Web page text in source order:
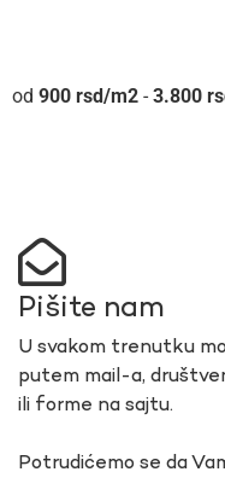
900 rsd - 3.800
Pišite nam
U svakom trenutku
putem mail-a,
ili forme na sajtu.
Potrudićemo se da